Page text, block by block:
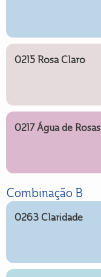
0215 Rosa Claro
0217 Água de Rosas
Combinação B
0263 Claridade